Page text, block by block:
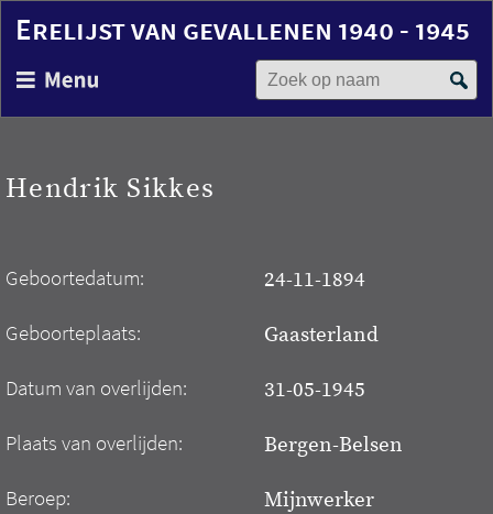
en
gaan
Erelijst van gevallenen 1940 - 1945
Zoek op naam
Hendrik Sikkes
Geboortedatum: 24-11-1894
Geboorteplaats: Gaasterland
Datum van overlijden: 31-05-1945
Plaats van overlijden: Bergen-Belsen
Beroep: Mijnwerker